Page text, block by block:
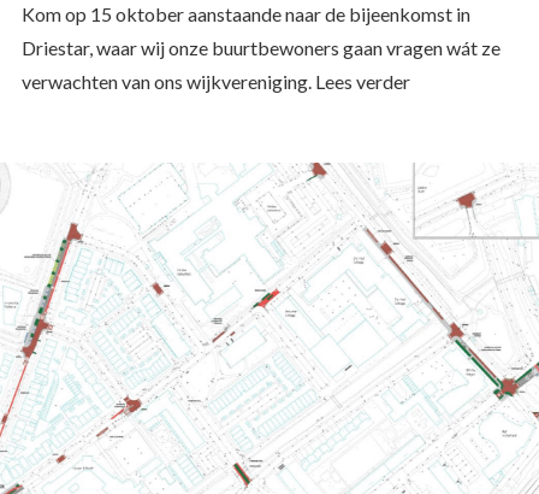
Kom op 15 oktober aanstaande naar de bijeenkomst in
Driestar, waar wij onze buurtbewoners gaan vragen wát ze
verwachten van ons wijkvereniging. Lees verder